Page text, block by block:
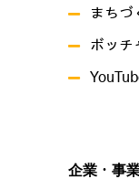
まちづ
ボッチ
企業・事